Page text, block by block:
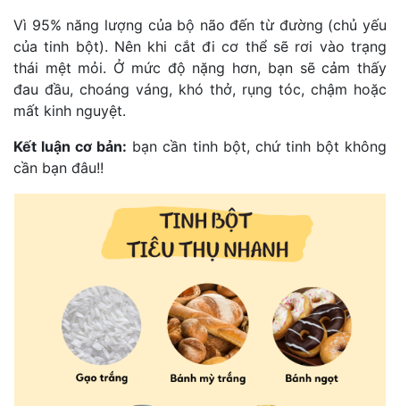
Vì 95% năng lượng của bộ não đến từ đường (chủ yếu
của tinh bột). Nên khi cắt đi cơ thể sẽ rơi vào trạng
thái mệt mỏi. Ở mức độ nặng hơn, bạn sẽ cảm thấy
đau đầu, choáng váng, khó thở, rụng tóc, chậm hoặc
mất kinh nguyệt.
Kết luận cơ bản: bạn cần tinh bột, chứ tinh bột không
cần bạn đâu!!